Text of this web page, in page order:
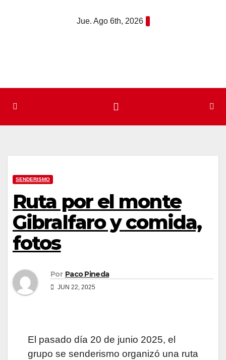
Jue. Ago 6th, 2026
SENDERISMO
Ruta por el monte
Gibralfaro y comida,
fotos
Por Paco Pineda
JUN 22, 2025
El pasado día 20 de junio 2025, el
grupo se senderismo organizó una ruta